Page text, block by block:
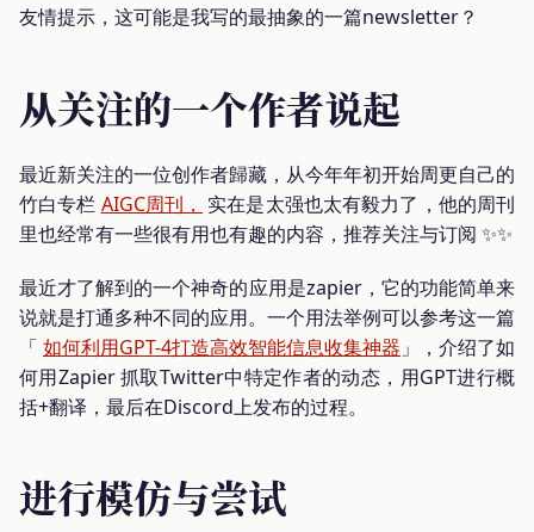
友情提示，这可能是我写的最抽象的一篇newsletter？
从关注的一个作者说起
最近新关注的一位创作者歸藏，从今年年初开始周更自己的
竹白专栏 AIGC周刊， 实在是太强也太有毅力了，他的周刊
里也经常有一些很有用也有趣的内容，推荐关注与订阅 ✨✨
最近才了解到的一个神奇的应用是zapier，它的功能简单来
说就是打通多种不同的应用。一个用法举例可以参考这一篇
「 如何利用GPT-4打造高效智能信息收集神器 」，介绍了如
何用Zapier 抓取Twitter中特定作者的动态，用GPT进行概
括+翻译，最后在Discord上发布的过程。
进行模仿与尝试